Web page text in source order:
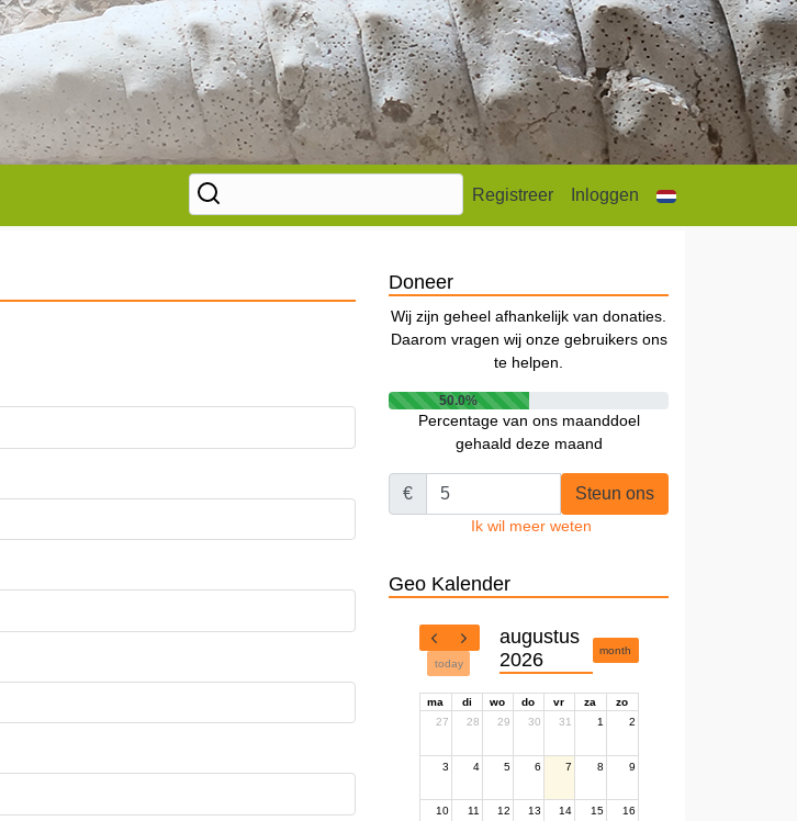
Registreer Inloggen
Doneer
Wij zijn geheel afhankelijk van donaties.
Daarom vragen wij onze gebruikers ons
te helpen.
50.0%
Percentage van ons maanddoel
gehaald deze maand
€ Steun ons
Ik wil meer weten
Geo Kalender
today
augustus
2026
month
ma di wo do vr za
zo
27
28 29 30 31 1 2
3 4 5 6 7 8 9
10 11 12 13 14 15 16